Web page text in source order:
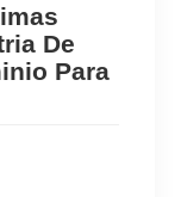
De
Para